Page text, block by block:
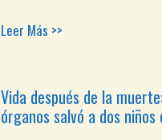
Leer Más >>
Vida después de la
órganos salvó a dos niños